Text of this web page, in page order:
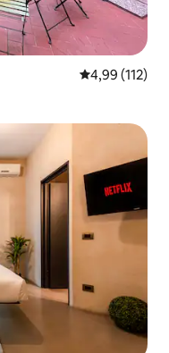
4,99 af 5 í
4,99 (112)